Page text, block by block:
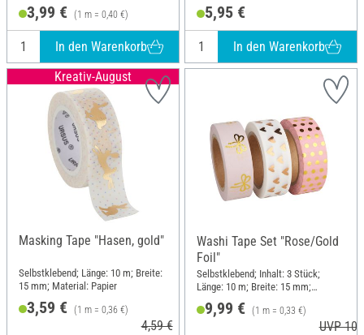
3,99 € (1 m = 0,40 €)
In den Warenkorb
5,95 €
In den Warenkorb
Kreativ-August
Masking Tape "Hasen, gold"
Selbstklebend; Länge: 10 m; Breite:
15 mm; Material: Papier
3,59 € (1 m = 0,36 €)
4,59 €
Washi Tape Set "Rose/Gold
Foil"
Selbstklebend; Inhalt: 3 Stück;
Länge: 10 m; Breite: 15 mm;
9,99 € (1 m = 0,33 €)
UVP